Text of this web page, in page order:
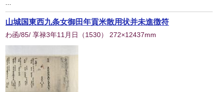
山城国東西九条女御田年貢米散用状并未進徴符
わ函/85/ 享禄3年11月日 （1530） 272×12437mm